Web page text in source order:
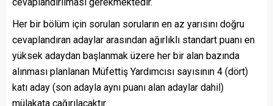
Her bir bölüm için sorulan soruların en az yarısını doğru
cevaplandıran adaylar arasından ağırlıklı standart puanı en
yüksek adaydan başlanmak üzere her bir alan bazında
alınması planlanan Müfettiş Yardımcısı sayısının 4 (dört)
katı aday (son adayla aynı puanı alan adaylar dahil)
mülakata çağırılacaktır.